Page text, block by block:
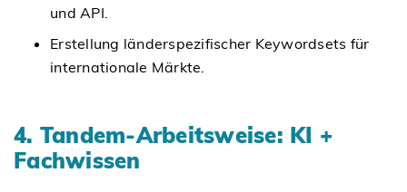
und API.
Erstellung länderspezifischer Keywordsets für
internationale Märkte.
4. Tandem-Arbeitsweise: KI +
Fachwissen